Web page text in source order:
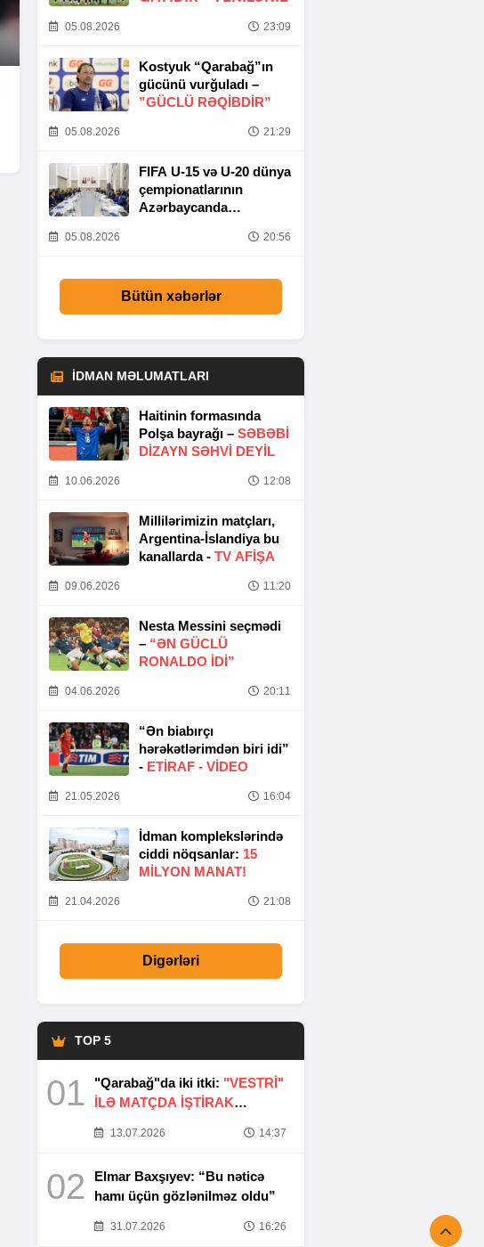
05.08.2026 23:09
Kostyuk “Qarabağ”ın
gücünü vurğuladı –
”GÜCLÜ RƏQİBDİR”
05.08.2026 21:29
FIFA U-15 və U-20 dünya
çempionatlarının
Azərbaycanda
Təşkilat Komitəsinin
05.08.2026 20:56
Bütün xəbərlər
İDMAN MƏLUMATLARI
Haitinin formasında
Polşa bayrağı – SƏBƏBI
DIZAYN SƏHVI DEYIL
10.06.2026 12:08
Millilərimizin matçları,
Argentina-İslandiya bu
kanallarda - TV AFİŞA
09.06.2026 11:20
Nesta Messini seçmədi
– “ƏN GÜCLÜ
RONALDO IDI”
04.06.2026 20:11
“Ən biabırçı
hərəkətlərimdən biri idi”
- ETIRAF - VİDEO
21.05.2026 16:04
İdman komplekslərində
ciddi nöqsanlar: 15
MILYON MANAT!
21.04.2026 21:08
Digərləri
TOP 5
01 "Qarabağ"da iki itki: "VESTRİ"
İLƏ MATÇDA İŞTİRAK
13.07.2026 14:37
02
Elmar Baxşıyev: “Bu nəticə
hamı üçün gözlənilməz oldu”
31.07.2026 16:26